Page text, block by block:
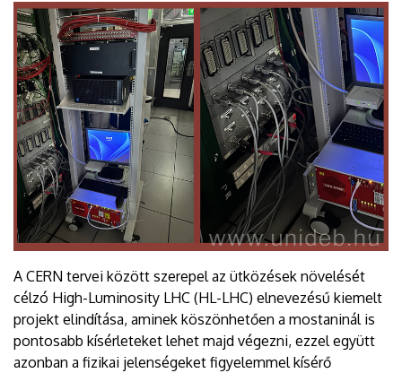
A CERN tervei között szerepel az ütközések növelését
célzó High-Luminosity LHC (HL-LHC) elnevezésű kiemelt
projekt elindítása, aminek köszönhetően a mostaninál is
pontosabb kísérleteket lehet majd végezni, ezzel együtt
azonban a fizikai jelenségeket figyelemmel kísérő